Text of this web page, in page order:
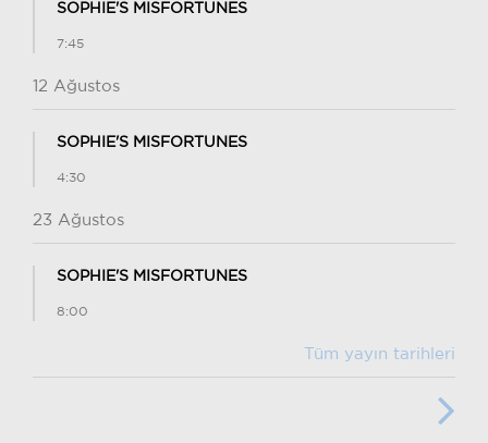
SOPHIE'S MISFORTUNES
7:45
12 Ağustos
SOPHIE'S MISFORTUNES
4:30
23 Ağustos
SOPHIE'S MISFORTUNES
8:00
Tüm yayın tarihleri